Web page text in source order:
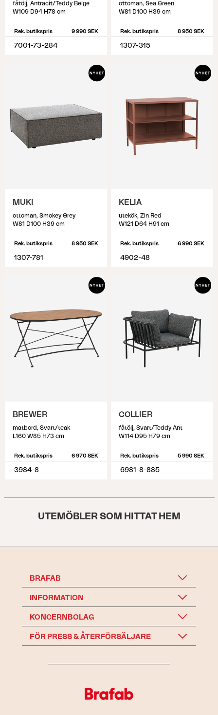
fåtölj, Antracit/Teddy Beige
W109 D94 H78 cm
Rek. butikspris 9 990 SEK
7001-73-284
ottoman, Sea Green
W81 D100 H39 cm
Rek. butikspris 8 950 SEK
1307-315
MUKI
ottoman, Smokey Grey
W81 D100 H39 cm
Rek. butikspris 8 950 SEK
1307-781
KELIA
utekök, Zin Red
W121 D64 H91 cm
Rek. butikspris 6 990 SEK
4902-48
BREWER
matbord, Svart/teak
L160 W85 H73 cm
Rek. butikspris 6 970 SEK
3984-8
COLLIER
fåtölj, Svart/Teddy Ant
W114 D95 H79 cm
Rek. butikspris 5 990 SEK
6981-8-885
UTEMÖBLER SOM HITTAT HEM
BRAFAB
INFORMATION
KONCERNBOLAG
FÖR PRESS & ÅTERFÖRSÄLJARE